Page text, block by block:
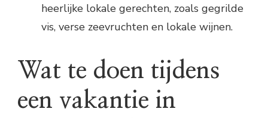
heerlijke lokale gerechten, zoals gegrilde
vis, verse zeevruchten en lokale wijnen.
Wat te doen tijdens
een vakantie in